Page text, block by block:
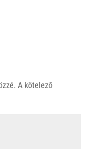
A kötelező